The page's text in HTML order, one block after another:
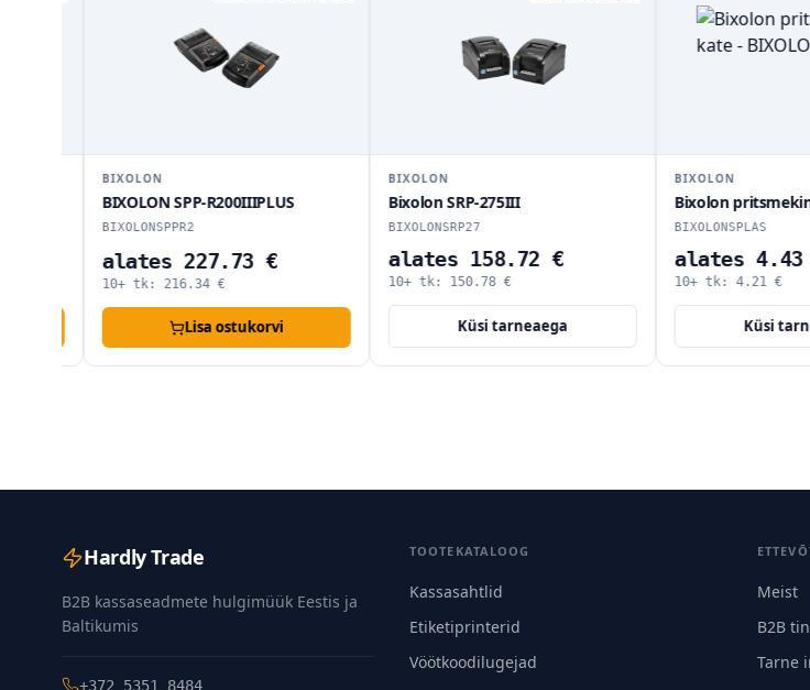
BIXOLON
BIXOLON SPP-R200IIIPLUS
BIXOLONSPPR2
alates 227.73 €
10+ tk: 216.34€
Lisa ostukorvi
BIXOLON
Bixolon SRP-275III
BIXOLONSRP27
alates 158.72 €
10+ tk: 150.78€
Küsi tarneaega
BIXOLON
Bixolon
BIXOLONSPLAS
alates 4.43 €
10+ tk: 4.21€
Küsi
Hardly Trade
B2B kassaseadmete hulgimüük Eestis ja
Baltikumis
+372 5351 8484
TOOTEKATALOOG
Kassasahtlid
Etiketiprinterid
Vöötkoodilugejad
Meist
B2B
Tarne